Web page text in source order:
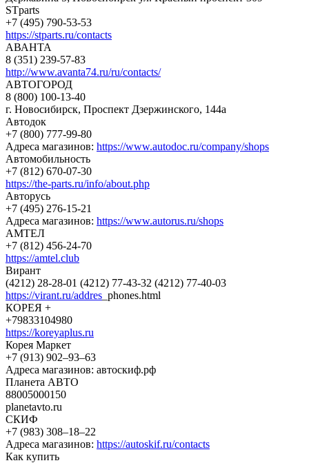
STparts
+7 (495) 790-53-53
https://stparts.ru/contacts
АВАНТА
8 (351) 239-57-83
http://www.avanta74.ru/ru/contacts/
АВТОГОРОД
8 (800) 100-13-40
г. Новосибирск, Проспект Дзержинского, 144а
Автодок
+7 (800) 777-99-80
Адреса магазинов: https://www.autodoc.ru/company/shops
Автомобильность
+7 (812) 670-07-30
https://the-parts.ru/info/about.php
Авторусь
+7 (495) 276-15-21
Адреса магазинов: https://www.autorus.ru/shops
АМТЕЛ
+7 (812) 456-24-70
https://amtel.club
Вирант
(4212) 28-28-01 (4212) 77-43-32 (4212) 77-40-03
https://virant.ru/addres _phones.html
КОРЕЯ +
+79833104980
https://koreyaplus.ru
Корея Маркет
+7 (913) 902‒93‒63
Адреса магазинов: автоскиф.рф
Планета АВТО
88005000150
planetavto.ru
СКИФ
+7 (983) 308‒18‒22
Адреса магазинов: https://autoskif.ru/contacts
Как купить